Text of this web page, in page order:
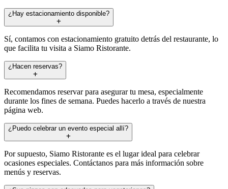
¿Hay estacionamiento disponible?
Sí, contamos con estacionamiento gratuito detrás del restaurante, lo
que facilita tu visita a Siamo Ristorante.
¿Hacen reservas?
Recomendamos reservar para asegurar tu mesa, especialmente
durante los fines de semana. Puedes hacerlo a través de nuestra
página web.
¿Puedo celebrar un evento especial allí?
Por supuesto, Siamo Ristorante es el lugar ideal para celebrar
ocasiones especiales. Contáctanos para más información sobre
menús y reservas.